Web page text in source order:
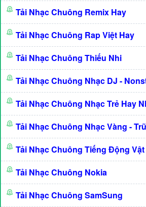
Tải Nhạc Chuông Remix Hay
Tải Nhạc Chuông Rap Việt Hay
Tải Nhạc Chuông Thiếu Nhi
Tải Nhạc Chuông Nhạc DJ -
Tải Nhạc Chuông Nhạc Trẻ Hay
Tải Nhạc Chuông Nhạc Vàng -
Tải Nhạc Chuông Tiếng Động Vật
Tải Nhạc Chuông Nokia
Tải Nhạc Chuông SamSung